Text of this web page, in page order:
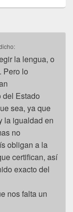
la lengua, o
Pero lo
del Estado
sea, ya que
la igualdad en
no
obligan a la
certifican, así
exacto del
nos falta un